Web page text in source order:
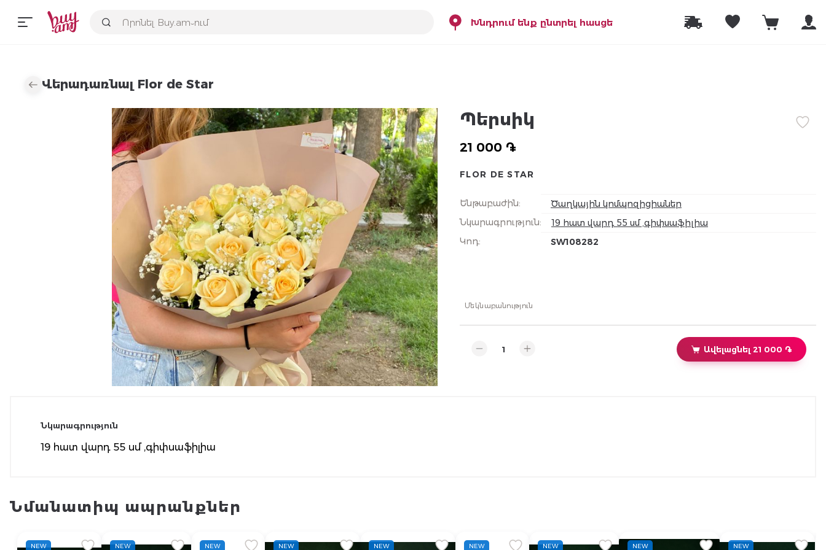
Խնդրում ենք ընտրել հասցե
Վերադառնալ Flor de Star
Պերսիկ
21 000 ֏
FLOR DE STAR
Ենթաբաժին:
Ծաղկային կոմպոզիցիաներ
Նկարագրություն:
19 հատ վարդ 55 սմ ,գիփսաֆիլիա
Կոդ: SW108282
Մեկնաբանություն
Ավելացնել 21 000 ֏
Նկարագրություն
19 հատ վարդ 55 սմ ,գիփսաֆիլիա
Նմանատիպ ապրանքներ
NEW NEW NEW NEW NEW NEW NEW NEW NEW